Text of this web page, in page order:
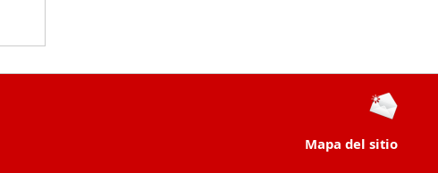
Mapa del sitio